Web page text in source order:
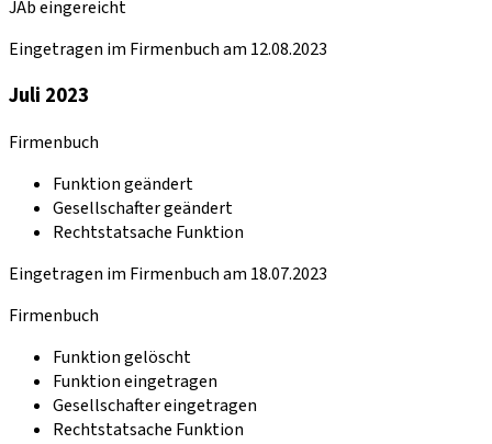
JAb eingereicht
Eingetragen im Firmenbuch am 12.08.2023
Juli 2023
Firmenbuch
Funktion geändert
Gesellschafter geändert
Rechtstatsache Funktion
Eingetragen im Firmenbuch am 18.07.2023
Firmenbuch
Funktion gelöscht
Funktion eingetragen
Gesellschafter eingetragen
Rechtstatsache Funktion